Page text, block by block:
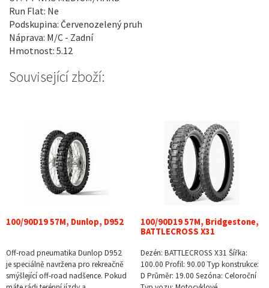
Run Flat: Ne
Podskupina: Červenozelený pruh
Náprava: M/C - Zadní
Hmotnost: 5.12
Související zboží:
100/90D19 57M, Dunlop, D952
Off-road pneumatika Dunlop D952
je speciálně navržena pro rekreačně
smýšlející off-road nadšence. Pokud
100/90D19 57M, Bridgestone,
BATTLECROSS X31
Dezén: BATTLECROSS X31 Šířka:
100.00 Profil: 90.00 Typ konstrukce:
D Průměr: 19.00 Sezóna: Celoroční